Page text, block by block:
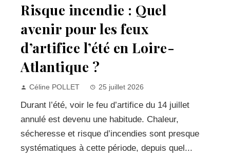
Risque incendie : Quel
avenir pour les feux
d’artifice l’été en Loire-
Atlantique ?
Céline POLLET 25 juillet 2026
Durant l’été, voir le feu d’artifice du 14 juillet
annulé est devenu une habitude. Chaleur,
sécheresse et risque d’incendies sont presque
systématiques à cette période, depuis quel...